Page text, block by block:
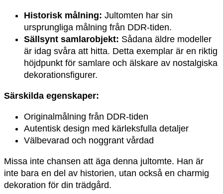
Historisk målning: Jultomten har sin
ursprungliga målning från DDR-tiden.
Sällsynt samlarobjekt: Sådana äldre modeller
är idag svåra att hitta. Detta exemplar är en riktig
höjdpunkt för samlare och älskare av nostalgiska
dekorationsfigurer.
Särskilda egenskaper:
Originalmålning från DDR-tiden
Autentisk design med kärleksfulla detaljer
Välbevarad och noggrant vårdad
Missa inte chansen att äga denna jultomte. Han är
inte bara en del av historien, utan också en charmig
dekoration för din trädgård.